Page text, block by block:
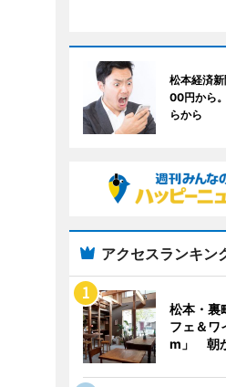
松本経済
00円から
らから
アクセスランキン
松本・裏
フェ＆
m」 朝